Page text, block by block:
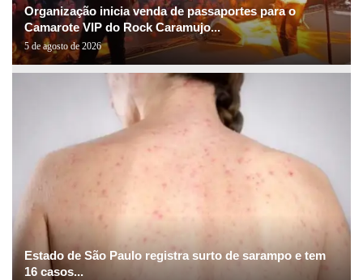
Organização inicia venda de passaportes para o
Camarote VIP do Rock Caramujo...
5 de agosto de 2026
Estado de São Paulo registra surto de sarampo e tem
16 casos...